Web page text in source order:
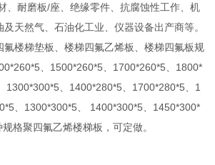
、耐磨板/座、绝缘零件、抗腐蚀性工作、机
天然气、石油化工业、仪器设备出产商等。
氟楼梯垫板、楼梯四氟乙烯板、楼梯四氟板规
、1500*260*5、1700*260*5、1800*
1300*300*5、1400*280*5、1700*280*5、1
、1300*300*5、 1400*300*5、1450*300*
格聚四氟乙烯楼梯板，可定做。